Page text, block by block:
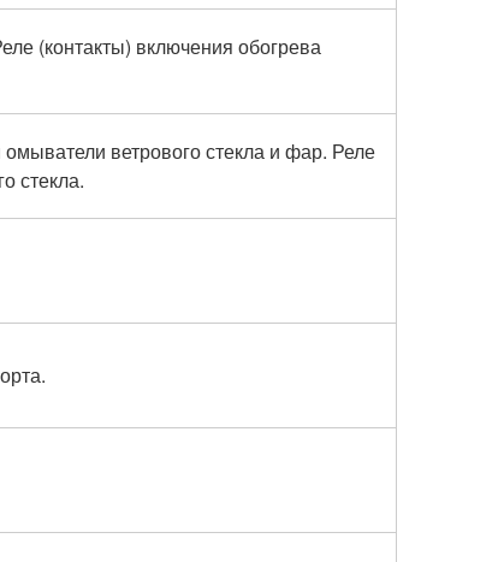
(контакты) включения обогрева
ветрового стекла и фар. Реле
стекла.